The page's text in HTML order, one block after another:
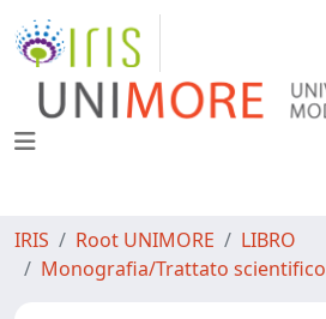
IRIS Root UNIMORE
LIBRO
Monografia/Trattato scientifico